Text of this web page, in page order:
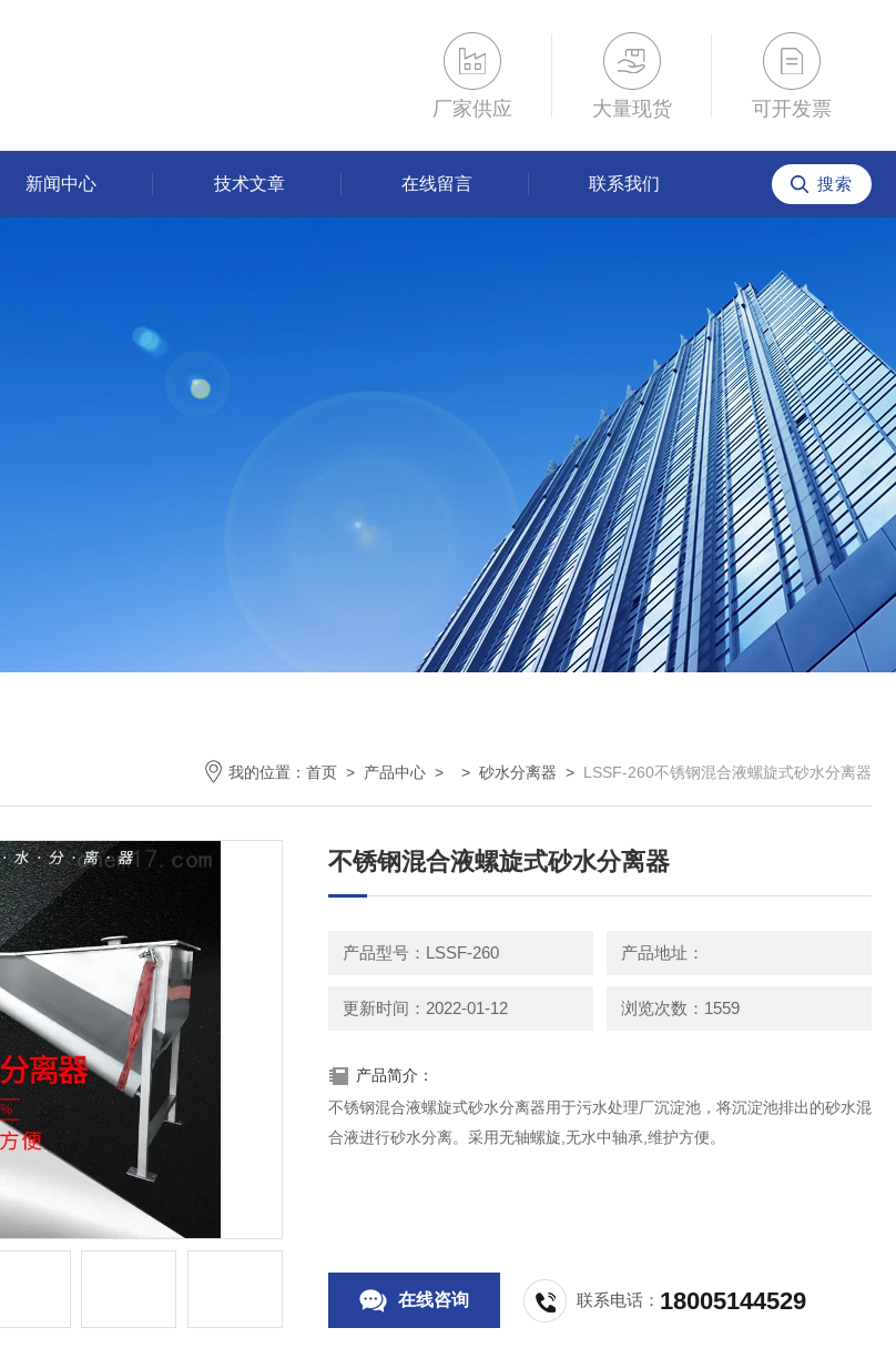
厂家供应 大量现货 可开发票
新闻中心 技术文章 在线留言 联系我们
我的位置： 首页 > 产品中心 > > 砂水分离器 > LSSF-260不锈钢混合液螺旋式砂水分离器
不锈钢混合液螺旋式砂水分离器
产品型号：LSSF-260 产品地址：
更新时间：2022-01-12 浏览次数：1559
产品简介：
不锈钢混合液螺旋式砂水分离器用于污水处理厂沉淀池，将沉淀池排出的砂水混
合液进行砂水分离。采用无轴螺旋,无水中轴承,维护方便。
在线咨询 联系电话： 18005144529